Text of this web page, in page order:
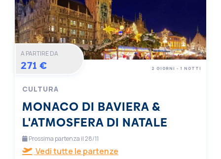
A PARTIRE DA
271 €
CULTURA
MONACO DI BAVIERA &
L'ATMOSFERA DI NATALE
2 GIORNI - 1 NOTTI
Prossima partenza il 28/11
Vedi tutte le partenze